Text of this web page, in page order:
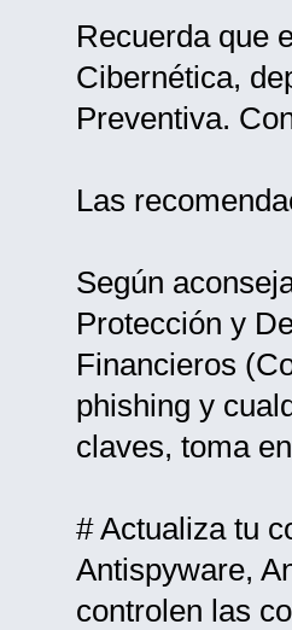
Recuerda que
Cibernética,
Preventiva.
Las
Según
Protección y
Financieros
phishing y
claves, toma
# Actualiza tu
Antispyware,
controlen las